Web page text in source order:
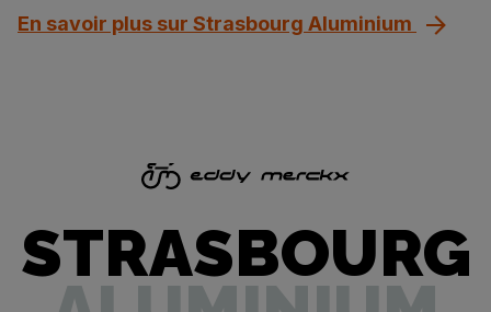
En savoir plus sur Strasbourg Aluminium
STRASBOURG